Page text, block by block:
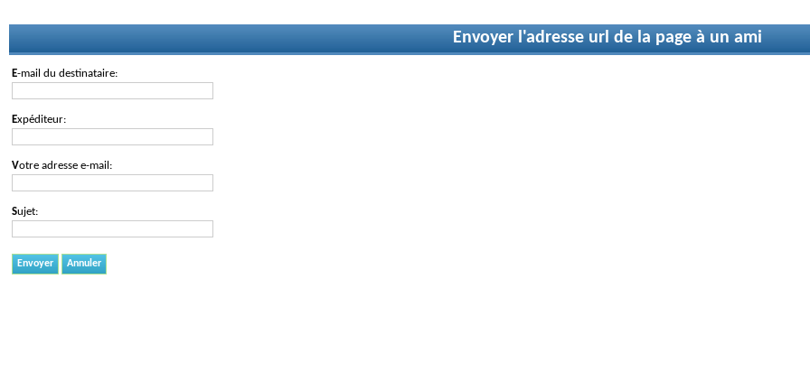
Envoyer l'adresse url de la page à un ami
E-mail du destinataire:
Expéditeur:
Votre adresse e-mail:
Sujet:
Envoyer Annuler